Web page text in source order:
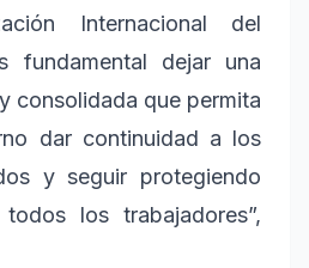
Internacional del
fundamental dejar una
consolidada que permita
dar continuidad a los
y seguir protegiendo
los trabajadores”,